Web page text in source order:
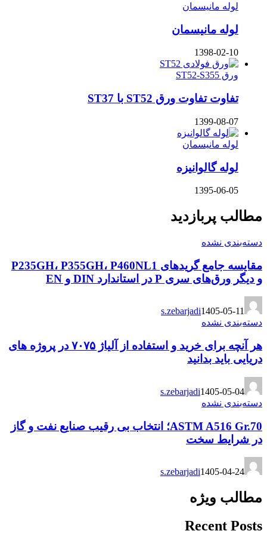
لوله مانیسمان
لوله مانیسمان
1398-02-10
ورق ST52-S355
تفاوت تفاوت ورق ST52 با ST37
1399-08-07
لوله مانیسمان
لوله گالوانیزه
1395-06-05
مطالب پربازدید
دسته‌بندی نشده
مقایسه جامع گریدهای P235GH، P355GH، P460NL1
و دیگر ورق‌های سری P در استاندارد DIN و EN
s.zebarjadi1405-05-11
دسته‌بندی نشده
هر آنچه برای خرید و استفاده از آلیاژ ۷۰۷۵ در پروژه های
دریایی باید بدانید
s.zebarjadi1405-05-04
دسته‌بندی نشده
ASTM A516 Gr.70؛ انتخاب بی رقیب صنایع نفت و گاز
در شرایط سخت
s.zebarjadi1405-04-24
مطالب ویژه
Recent Posts